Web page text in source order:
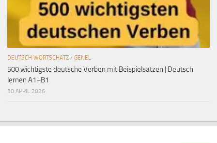
DEUTSCH WORTSCHATZ / GENEL
500 wichtigste deutsche Verben mit Beispielsätzen | Deutsch
lernen A1–B1
30 APRIL 2026